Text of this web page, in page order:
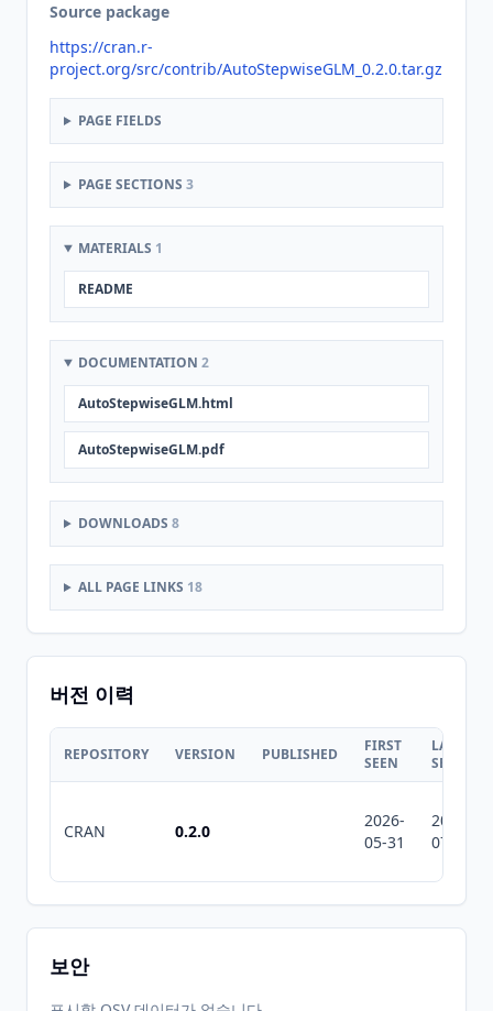
Source package
https://cran.r-
project.org/src/contrib/AutoStepwiseGLM_0.2.0.tar.gz
PAGE FIELDS
PAGE SECTIONS 3
MATERIALS 1
README
DOCUMENTATION 2
AutoStepwiseGLM.html
AutoStepwiseGLM.pdf
DOWNLOADS 8
ALL PAGE LINKS 18
버전 이력
REPOSITORY VERSION PUBLISHED
FIRST
SEEN
LAST
SEEN
CRAN 0.2.0
2026-
05-31
2026-
07-10
보안